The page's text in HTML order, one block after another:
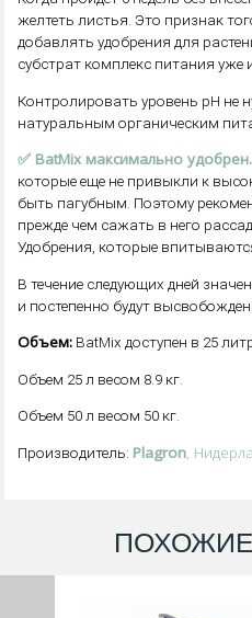
желтеть листья. Это признак
добавлять удобрения для
субстрат комплекс питания уже
Контролировать уровень pH не
натуральным органическим
✅ BatMix максимально удобрен.
которые еще не привыкли к
быть пагубным. Поэтому
прежде чем сажать в него
Удобрения, которые
В течение следующих дней
и постепенно будут
Объем: BatMix доступен в 25
Объем 25 л весом 8.9 кг.
Объем 50 л весом 50 кг.
Производитель: Plagron,